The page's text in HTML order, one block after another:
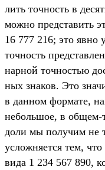
лить точ­ность в
мож­но пред­ста­вить
16 777 216; это явно
точ­ность
нар­ной точ­ностью
ных зна­ков. Это
в дан­ном фор­мате,
неболь­шое, в
доли мы получим не
усложня­ется тем,
вида 1 234 567 890,